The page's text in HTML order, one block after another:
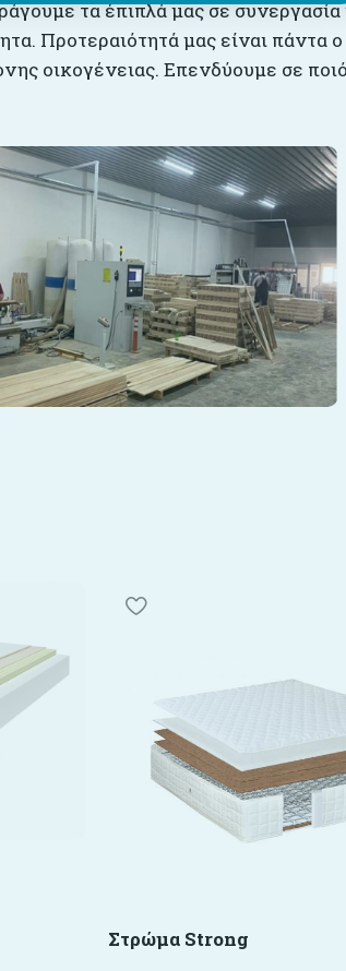
τα έπιπλά μας σε
Προτεραιότητά μας είναι πάντα
οικογένειας. Επενδύουμε σε
Στρώμα Strong